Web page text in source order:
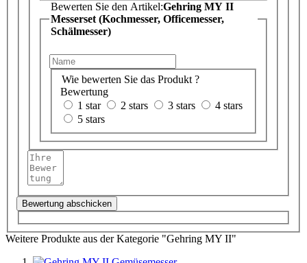
Bewerten Sie den Artikel:Gehring MY II
Messerset (Kochmesser, Officemesser,
Schälmesser)
Wie bewerten Sie das Produkt ?
Bewertung
1 star
2 stars 3 stars
4 stars
5 stars
Bewertung abschicken
Weitere Produkte aus der Kategorie "Gehring MY II"